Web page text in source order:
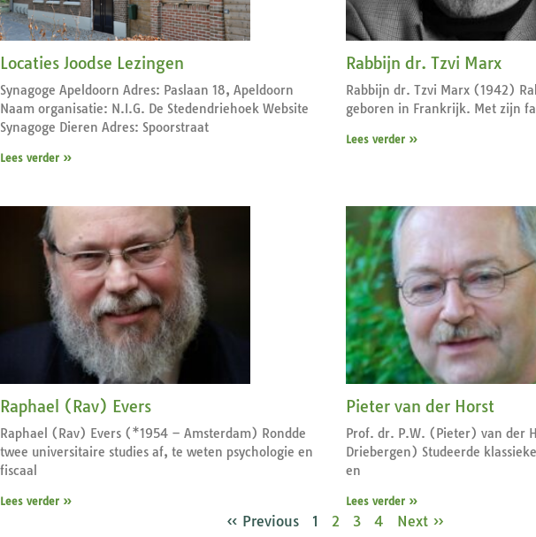
Locaties Joodse Lezingen
Synagoge Apeldoorn Adres: Paslaan 18, Apeldoorn
Naam organisatie: N.I.G. De Stedendriehoek Website
Synagoge Dieren Adres: Spoorstraat
Lees verder »
Rabbijn dr. Tzvi Marx
Rabbijn dr. Tzvi Marx (1942)
geboren in Frankrijk. Met zijn
Lees verder »
Raphael (Rav) Evers
Raphael (Rav) Evers (*1954 – Amsterdam) Rondde
twee universitaire studies af, te weten psychologie en
fiscaal
Lees verder »
Pieter van der Horst
Prof. dr. P.W. (Pieter) van der
Driebergen) Studeerde
en
Lees verder »
« Previous 1 2 3 4 Next »